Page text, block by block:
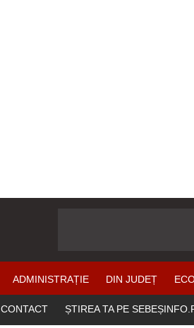
ADMINISTRAȚIE DIN JUDEȚ
CONTACT ȘTIREA TA PE